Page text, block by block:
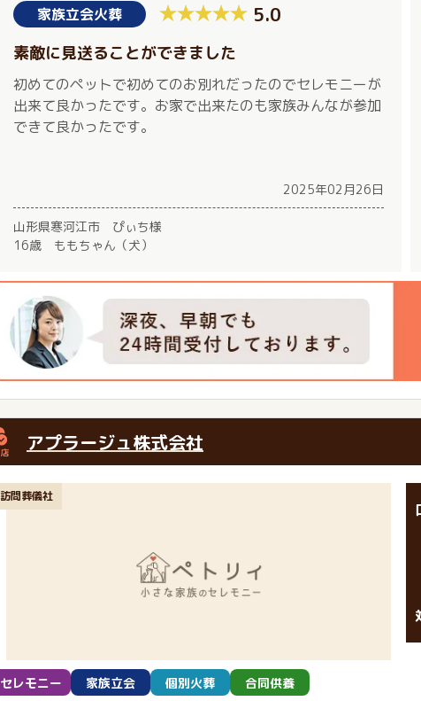
家族立会火葬 5.0
素敵に見送ることができました
初めてのペットで初めてのお別れだったのでセレモニーが
出来て良かったです。お家で出来たのも家族みんなが参加
できて良かったです。
2025年02月26日
山形県寒河江市 ぴぃち様
16歳 ももちゃん（犬）
アプラージュ株式会社
訪問葬儀社
セレモニー 家族立会 個別火葬 合同供養